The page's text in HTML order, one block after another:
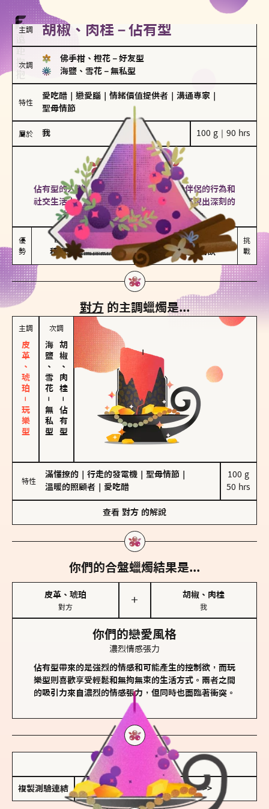
主調 胡椒、肉桂－佔有型
次調
佛手柑、橙花 － 好友型
海鹽、雪花 － 無私型
特性
愛吃醋 戀愛腦 情緒價值提供者 溝通專家
聖母情節
屬於 我 100 g｜90 hrs
佔有型
胡椒、肉桂
佔有型的人對愛情有強烈的保護欲，對於伴侶的行為和
社交生活十分敏感、容易吃醋。在關係中展現出深刻的
投入和激情，但也可能讓人感到窒息。
優
勢
能建立緊密關係
積極維繫關係熱度
嫉妒心較強
可能出現控制欲
挑
戰
對方 的主調蠟燭是...
主調
皮革、琥珀－玩樂型
次調
海鹽、雪花
－
無私型
胡椒、肉桂
－
佔有型
特性
滿懂撩的 行走的發電機 聖母情節
溫暖的照顧者
愛吃醋
100 g
50 hrs
查看 對方 的解說
你們的合盤蠟燭結果是...
皮革、琥珀
對方
＋
胡椒、肉桂
我
你們的戀愛風格
濃烈情感張力
佔有型帶來的是強烈的情感和可能產生的控制欲，而玩
樂型則喜歡享受輕鬆和無拘無束的生活方式。兩者之間
的吸引力來自濃烈的情感張力，但同時也面臨著衝突。
儲存我的結果圖
複製測驗連結 查看香氛類型全解析 >>>